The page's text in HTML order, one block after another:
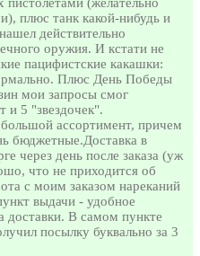
пистолетами (желательно
плюс танк какой-нибудь и
действительно
оружия. И кстати не
пацифистские какашки:
Плюс День Победы
мои запросы смог
и 5 "звездочек".
ассортимент, причем
бюджетные.Доставка в
через день после заказа (уж
что не приходится об
с моим заказом нареканий
выдачи - удобное
доставки. В самом пункте
посылку буквально за 3